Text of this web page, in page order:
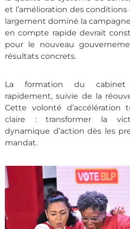
et l’amélioration des
largement dominé la
en compte rapide devrait
pour le nouveau
résultats concrets.
La formation du cabinet
rapidement, suivie de la
Cette volonté d’accélération
claire : transformer la
dynamique d’action dès les
mandat.